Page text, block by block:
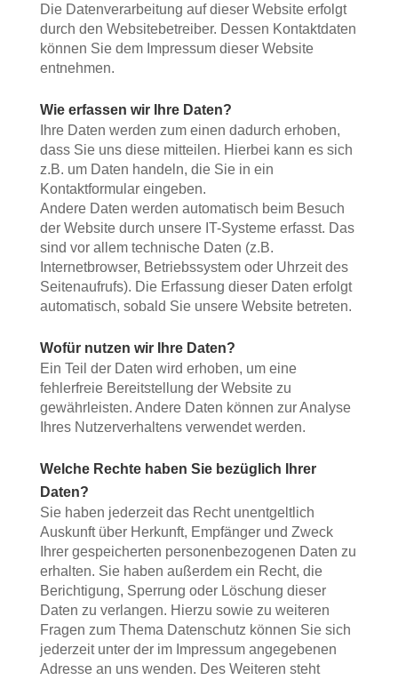
Die Datenverarbeitung auf dieser Website erfolgt
durch den Websitebetreiber. Dessen Kontaktdaten
können Sie dem Impressum dieser Website
entnehmen.
Wie erfassen wir Ihre Daten?
Ihre Daten werden zum einen dadurch erhoben,
dass Sie uns diese mitteilen. Hierbei kann es sich
z.B. um Daten handeln, die Sie in ein
Kontaktformular eingeben.
Andere Daten werden automatisch beim Besuch
der Website durch unsere IT-Systeme erfasst. Das
sind vor allem technische Daten (z.B.
Internetbrowser, Betriebssystem oder Uhrzeit des
Seitenaufrufs). Die Erfassung dieser Daten erfolgt
automatisch, sobald Sie unsere Website betreten.
Wofür nutzen wir Ihre Daten?
Ein Teil der Daten wird erhoben, um eine
fehlerfreie Bereitstellung der Website zu
gewährleisten. Andere Daten können zur Analyse
Ihres Nutzerverhaltens verwendet werden.
Welche Rechte haben Sie bezüglich Ihrer
Daten?
Sie haben jederzeit das Recht unentgeltlich
Auskunft über Herkunft, Empfänger und Zweck
Ihrer gespeicherten personenbezogenen Daten zu
erhalten. Sie haben außerdem ein Recht, die
Berichtigung, Sperrung oder Löschung dieser
Daten zu verlangen. Hierzu sowie zu weiteren
Fragen zum Thema Datenschutz können Sie sich
jederzeit unter der im Impressum angegebenen
Adresse an uns wenden. Des Weiteren steht